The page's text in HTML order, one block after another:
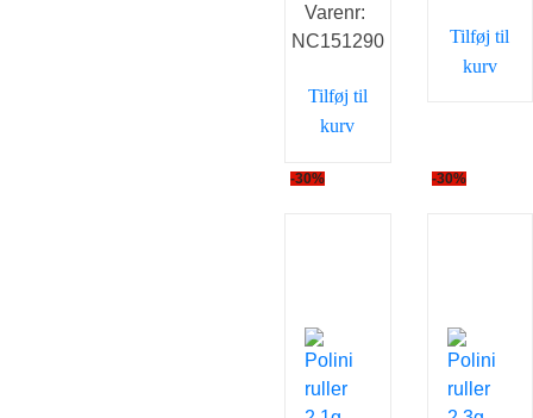
pris
var:
er:
Varenr:
NC151290
Tilføj til
kurv
Tilføj til
kurv
-30% -30%